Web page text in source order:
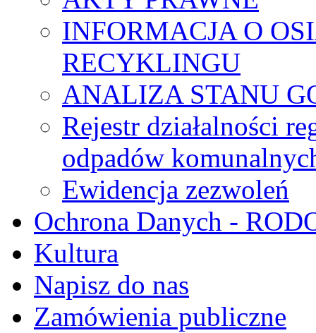
INFORMACJA O
RECYKLINGU
ANALIZA STANU
Rejestr działalności
odpadów
Ewidencja zezwoleń
Ochrona Danych -
Kultura
Napisz do nas
Zamówienia publiczne